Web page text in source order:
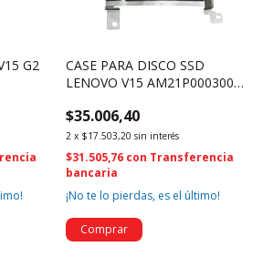
G2
CASE PARA DISCO SSD
LENOVO V15 AM21P000300
$35.006,40
2 x $17.503,20 sin interés
$31.505,76 con Transferencia
bancaria
¡No te lo pierdas, es el último!